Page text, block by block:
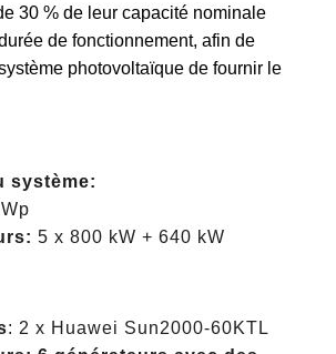
30 % de leur capacité nominale
de fonctionnement, afin de
photovoltaïque de fournir le
système:
5 x 800 kW + 640 kW
: 2 x Huawei Sun2000-60KTL